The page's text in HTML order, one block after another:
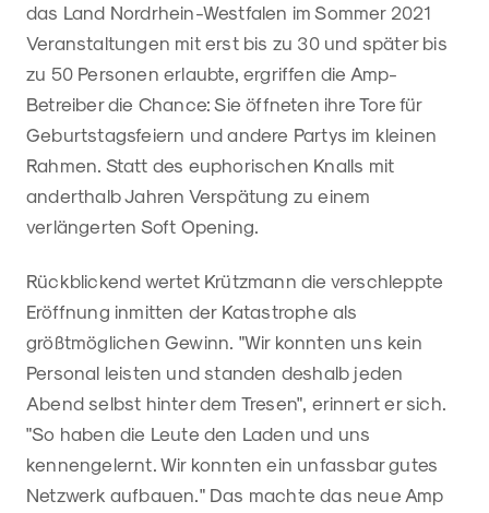
das Land Nordrhein-Westfalen im Sommer 2021
Veranstaltungen mit erst bis zu 30 und später bis
zu 50 Personen erlaubte, ergriffen die Amp-
Betreiber die Chance: Sie öffneten ihre Tore für
Geburtstagsfeiern und andere Partys im kleinen
Rahmen. Statt des euphorischen Knalls mit
anderthalb Jahren Verspätung zu einem
verlängerten Soft Opening.
Rückblickend wertet Krützmann die verschleppte
Eröffnung inmitten der Katastrophe als
größtmöglichen Gewinn. "Wir konnten uns kein
Personal leisten und standen deshalb jeden
Abend selbst hinter dem Tresen", erinnert er sich.
"So haben die Leute den Laden und uns
kennengelernt. Wir konnten ein unfassbar gutes
Netzwerk aufbauen." Das machte das neue Amp